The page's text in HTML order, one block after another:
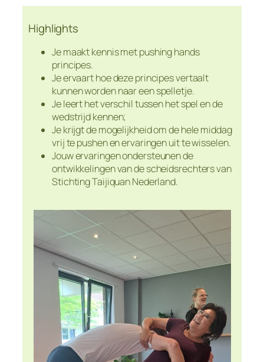
Highlights
Je maakt kennis met pushing hands
principes.
Je ervaart hoe deze principes vertaalt
kunnen worden naar een spelletje.
Je leert het verschil tussen het spel en de
wedstrijd kennen;
Je krijgt de mogelijkheid om de hele middag
vrij te pushen en ervaringen uit te wisselen.
Jouw ervaringen ondersteunen de
ontwikkelingen van de scheidsrechters van
Stichting Taijiquan Nederland.